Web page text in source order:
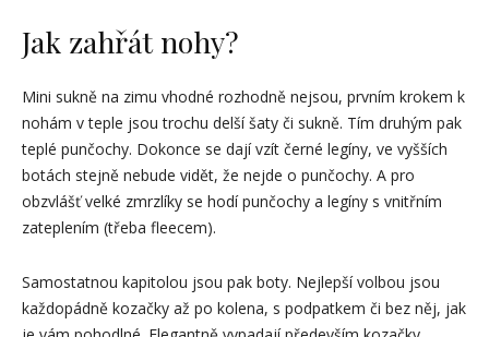
Jak zahřát nohy?
Mini sukně na zimu vhodné rozhodně nejsou, prvním krokem k
nohám v teple jsou trochu delší šaty či sukně. Tím druhým pak
teplé punčochy. Dokonce se dají vzít černé legíny, ve vyšších
botách stejně nebude vidět, že nejde o punčochy. A pro
obzvlášť velké zmrzlíky se hodí punčochy a legíny s vnitřním
zateplením (třeba fleecem).
Samostatnou kapitolou jsou pak boty. Nejlepší volbou jsou
každopádně kozačky až po kolena, s podpatkem či bez něj, jak